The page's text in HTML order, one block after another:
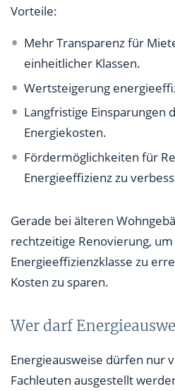
Vorteile:
Mehr Transparenz für
einheitlicher Klassen.
Wertsteigerung
Langfristige Einsparungen
Energiekosten.
Fördermöglichkeiten für
Energieeffizienz zu
Gerade bei älteren
rechtzeitige Renovierung,
Energieeffizienzklasse zu
Kosten zu sparen.
Wer darf
Energieausweise dürfen nur
Fachleuten ausgestellt